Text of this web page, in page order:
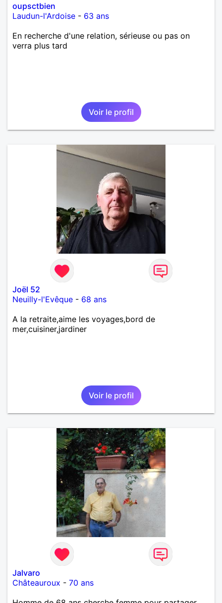
oupsctbien
Laudun-l'Ardoise - 63 ans
En recherche d'une relation, sérieuse ou pas on
verra plus tard
Voir le profil
Joël 52
Neuilly-l'Evêque - 68 ans
A la retraite,aime les voyages,bord de
mer,cuisiner,jardiner
Voir le profil
Jalvaro
Châteauroux - 70 ans